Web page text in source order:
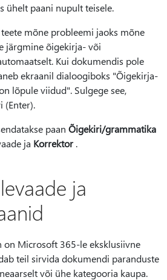
ühelt paani nupult teisele.
mõne probleemi jaoks mõne
järgmine õigekirja- või
Kui dokumendis pole
ekraanil dialoogiboks "Õigekirja-
lõpule viidud". Sulgege see,
(Enter).
paan Õigekiri/grammatika
ja Korrektor.
ja
on Microsoft 365-le eksklusiivne
teil sirvida dokumendi paranduste
või ühe kategooria kaupa.